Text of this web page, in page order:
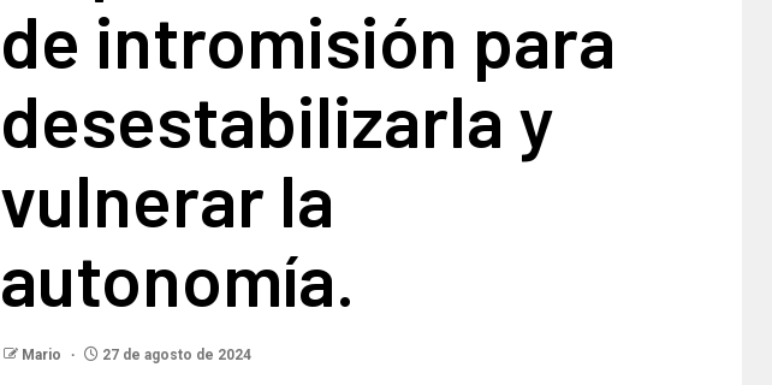
de intromisión para
desestabilizarla y
vulnerar la
autonomía.
Mario 27 de agosto de 2024